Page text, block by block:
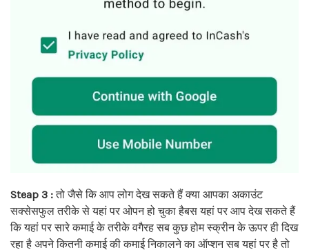
Steap 3 :तो जैसे कि आप लोग देख सकते हैं क्या आपका अकाउंट
सक्सेसफुल तरीके से यहां पर ओपन हो चुका हैबस यहां पर आप देख सकते हैं
कि यहां पर सारे कमाई के तरीके वगैरह सब कुछ होम स्क्रीन के ऊपर ही दिख
रहा है अपने कितनी कमाई की कमाई निकालने का ऑप्शन सब यहां पर है तो